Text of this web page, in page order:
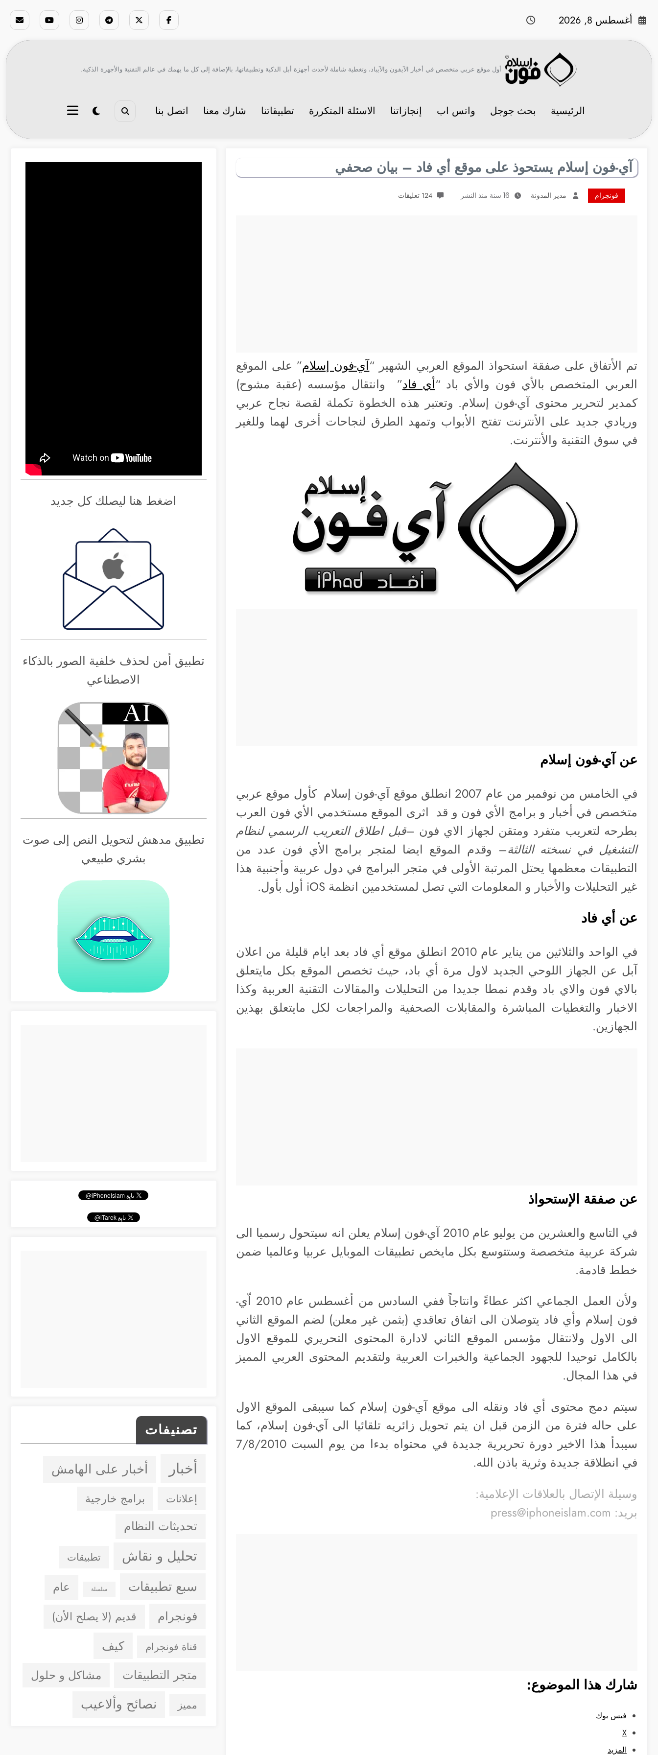
أغسطس 8, 2026
أول موقع عربي متخصص في أخبار الآيفون والآيباد، وتغطية شاملة لأحدث أجهزة أبل الذكية وتطبيقاتها، بالإضافة إلى كل ما يهمك في عالم التقنية والأجهزة الذكية.
الرئيسية بحث جوجل واتس اب إنجازاتنا الاسئلة المتكررة تطبيقاتنا شارك معنا اتصل بنا
آي-فون إسلام يستحوذ على موقع أي فاد – بيان صحفي
فونجرام مدير المدونة 16 سنة منذ النشر 124 تعليقات
تم الأتفاق على صفقة استحواذ الموقع العربي الشهير “آي-فون إسلام” على الموقع
العربي المتخصص بالأي فون والأي باد “أي فاد” وانتقال مؤسسه (عقبة مشوح)
كمدير لتحرير محتوى آي-فون إسلام. وتعتبر هذه الخطوة تكملة لقصة نجاح عربي
وريادي جديد على الأنترنت تفتح الأبواب وتمهد الطرق لنجاحات أخرى لهما وللغير
في سوق التقنية والأنترنت.
عن آي-فون إسلام
في الخامس من نوفمبر من عام 2007 انطلق موقع آي-فون إسلام كأول موقع عربي
متخصص في أخبار و برامج الأي فون و قد اثرى الموقع مستخدمي الأي فون العرب
بطرحه لتعريب متفرد ومتقن لجهاز الاي فون –قبل اطلاق التعريب الرسمي لنظام
التشغيل في نسخته الثالثة– وقدم الموقع ايضا لمتجر برامج الأي فون عدد من
التطبيقات معظمها يحتل المرتبة الأولى في متجر البرامج في دول عربية وأجنبية هذا
غير التحليلات والأخبار و المعلومات التي تصل لمستخدمين انظمة iOS أول بأول.
عن أي فاد
في الواحد والثلاثين من يناير عام 2010 انطلق موقع أي فاد بعد ايام قليلة من اعلان
آبل عن الجهاز اللوحي الجديد لاول مرة أي باد، حيث تخصص الموقع بكل مايتعلق
بالاي فون والاي باد وقدم نمطا جديدا من التحليلات والمقالات التقنية العربية وكذا
الاخبار والتغطيات المباشرة والمقابلات الصحفية والمراجعات لكل مايتعلق بهذين
الجهازين.
عن صفقة الإستحواذ
في التاسع والعشرين من يوليو عام 2010 آي-فون إسلام يعلن انه سيتحول رسميا الى
شركة عربية متخصصة وستتوسع بكل مايخص تطبيقات الموبايل عربيا وعالميا ضمن
خطط قادمة.
ولأن العمل الجماعي اكثر عطاءً وانتاجاً ففي السادس من أغسطس عام 2010 اّي-
فون إسلام وأي فاد يتوصلان الى اتفاق تعاقدي (بثمن غير معلن) لضم الموقع الثاني
الى الاول ولانتقال مؤسس الموقع الثاني لادارة المحتوى التحريري للموقع الاول
بالكامل توحيدا للجهود الجماعية والخبرات العربية ولتقديم المحتوى العربي المميز
في هذا المجال.
سيتم دمج محتوى أي فاد ونقله الى موقع آي-فون إسلام كما سيبقى الموقع الاول
على حاله فترة من الزمن قبل ان يتم تحويل زائريه تلقائيا الى آي-فون إسلام، كما
سيبدأ هذا الاخير دورة تحريرية جديدة في محتواه بدءا من يوم السبت 7/8/2010
في انطلاقة جديدة وثرية باذن الله.
وسيلة الإتصال بالعلاقات الإعلامية:
بريد: press@iphoneislam.com
شارك هذا الموضوع:
فيس بوك
X
المزيد
اضغط هنا ليصلك كل جديد
تطبيق أمن لحذف خلفية الصور بالذكاء
الاصطناعي
تطبيق مدهش لتحويل النص إلى صوت
بشري طبيعي
تصنيفات
أخبار أخبار على الهامش
إعلانات برامج خارجية
تحديثات النظام
تحليل و نقاش تطبيقات
سبع تطبيقات سلسلة عام
فونجرام قديم (لا يصلح الأن)
قناة فونجرام كيف
متجر التطبيقات مشاكل و حلول
مميز نصائح وألاعيب